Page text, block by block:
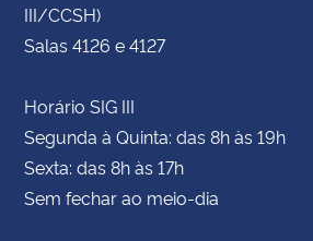
III/CCSH)
Salas 4126 e 4127
Horário SIG III
Segunda à Quinta: das 8h às 19h
Sexta: das 8h às 17h
Sem fechar ao meio-dia